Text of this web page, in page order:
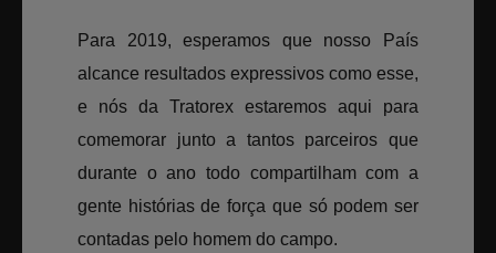
Para 2019, esperamos que nosso País
alcance resultados expressivos como esse,
e nós da Tratorex estaremos aqui para
comemorar junto a tantos parceiros que
durante o ano todo compartilham com a
gente histórias de força que só podem ser
contadas pelo homem do campo.